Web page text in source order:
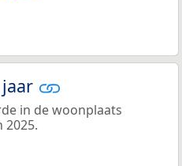
in de woonplaats
2025.